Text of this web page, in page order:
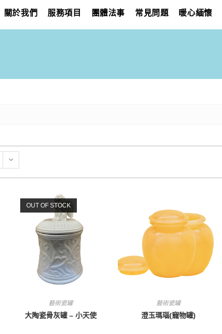
關於我們 服務項目 團體法事 常見問題 暖心緬懷
OUT OF STOCK
藝術瓷罐
大陶瓷骨灰罐 – 小天使
藝術瓷罐
澄玉瑪瑙(寵物罐)